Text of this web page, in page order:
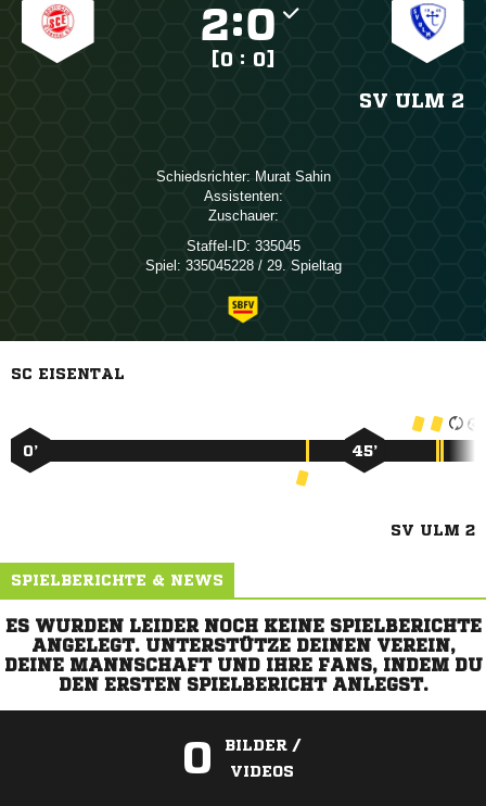
:
[0 : 0]
SV ULM 2
Schiedsrichter:  
Assistenten:
Zuschauer:
Staffel-ID: 335045
Spiel: 335045228 / 29. Spieltag
SC EISENTAL
0’ 45’
SV ULM 2
SPIELBERICHTE & NEWS
ES WURDEN LEIDER NOCH KEINE SPIELBERICHTE
ANGELEGT. UNTERSTÜTZE DEINEN VEREIN,
DEINE MANNSCHAFT UND IHRE FANS, INDEM DU
DEN ERSTEN SPIELBERICHT ANLEGST.
0
BILDER /
VIDEOS